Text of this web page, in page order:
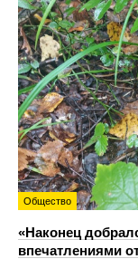
Общество
«Наконец
впечатлениями